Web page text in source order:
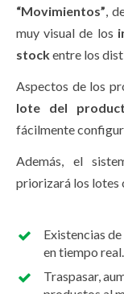
“Movimientos”,
muy visual de los
stockentre los
Aspectos de los
lote del
fácilmente
Además, el
priorizará los lotes
Existencias
en tiempo real.
Traspasar,